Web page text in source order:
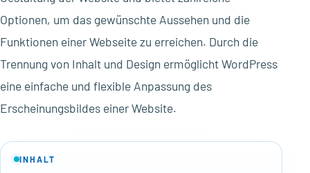
Optionen, um das gewünschte Aussehen und die
Funktionen einer Webseite zu erreichen. Durch die
Trennung von Inhalt und Design ermöglicht WordPress
eine einfache und flexible Anpassung des
Erscheinungsbildes einer Website.
INHALT